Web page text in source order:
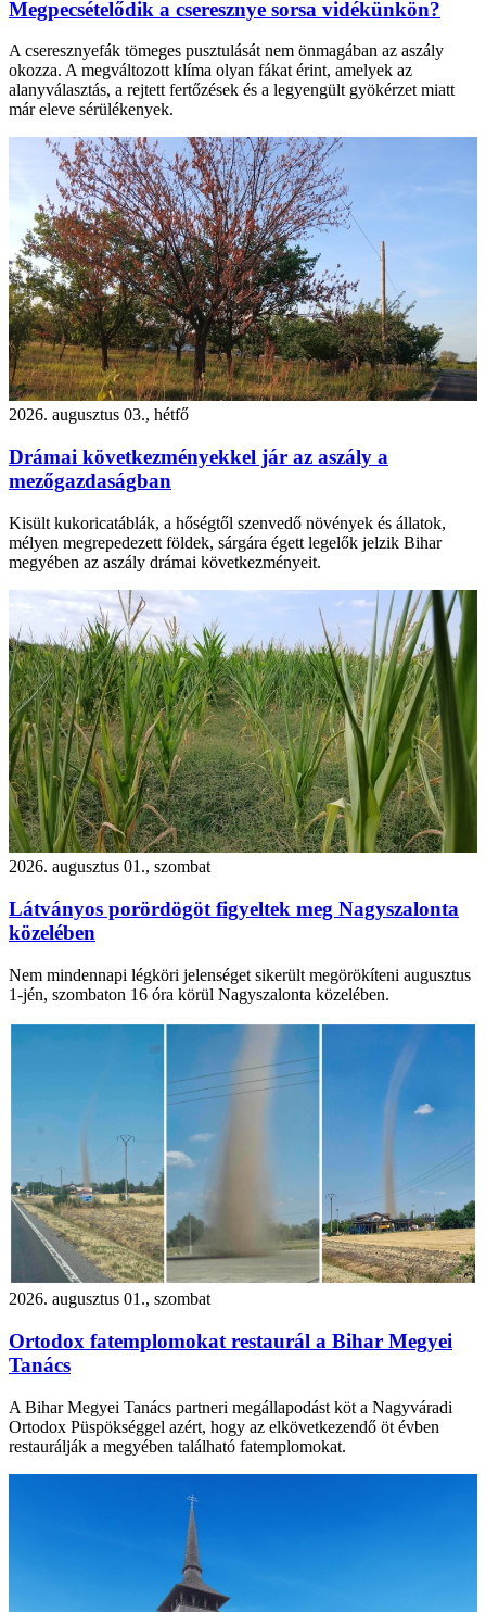
Megpecsételődik a cseresznye sorsa vidékünkön?
A cseresznyefák tömeges pusztulását nem önmagában az aszály
okozza. A megváltozott klíma olyan fákat érint, amelyek az
alanyválasztás, a rejtett fertőzések és a legyengült gyökérzet miatt
már eleve sérülékenyek.
2026. augusztus 03., hétfő
Drámai következményekkel jár az aszály a
mezőgazdaságban
Kisült kukoricatáblák, a hőségtől szenvedő növények és állatok,
mélyen megrepedezett földek, sárgára égett legelők jelzik Bihar
megyében az aszály drámai következményeit.
2026. augusztus 01., szombat
Látványos porördögöt figyeltek meg Nagyszalonta
közelében
Nem mindennapi légköri jelenséget sikerült megörökíteni augusztus
1-jén, szombaton 16 óra körül Nagyszalonta közelében.
2026. augusztus 01., szombat
Ortodox fatemplomokat restaurál a Bihar Megyei
Tanács
A Bihar Megyei Tanács partneri megállapodást köt a Nagyváradi
Ortodox Püspökséggel azért, hogy az elkövetkezendő öt évben
restaurálják a megyében található fatemplomokat.